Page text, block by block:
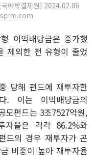
예탁결제원] 2024.02.06
이익배당금은 증가했
제외한 전 유형이 줄었
당해 펀드에 재투자한
. 이는 이익배당금의
모펀드는 3조7527억원,
자율은 각각 86.2%와
드의 경우 재투자가 곤
비중이 높아 재투자율